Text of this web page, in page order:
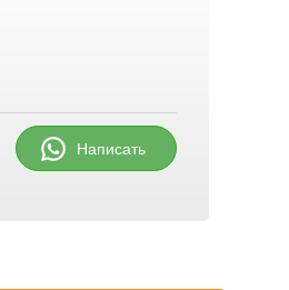
Написать